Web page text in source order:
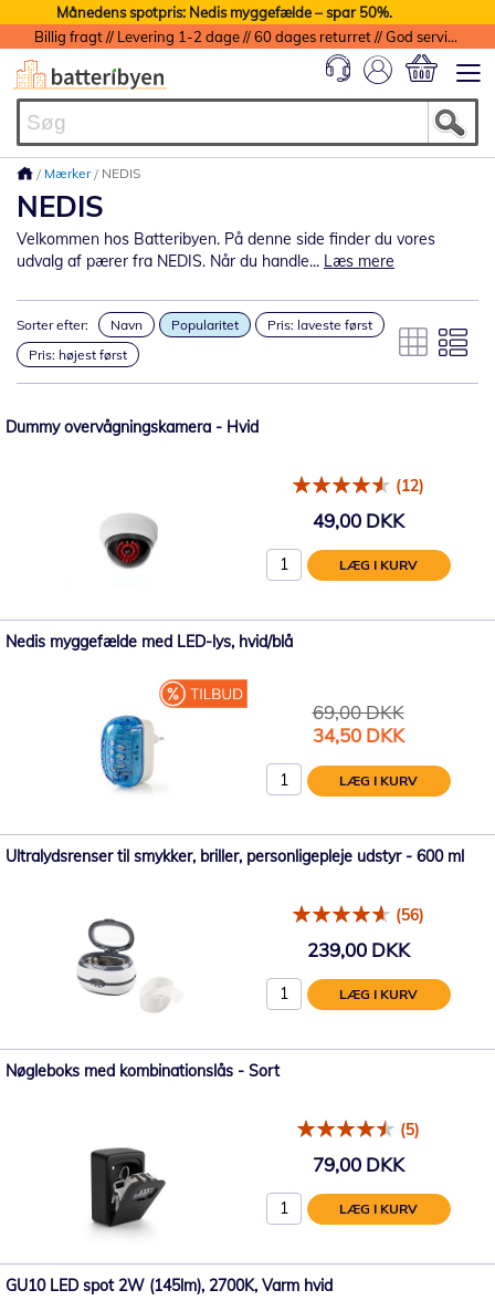
Månedens spotpris: Nedis myggefælde – spar 50%.
Billig fragt // Levering 1-2 dage // 60 dages returret // God service med garanti
Mærker NEDIS
NEDIS
Velkommen hos Batteribyen. På denne side finder du vores
udvalg af pærer fra NEDIS. Når du handle... Læs mere
Sorter efter: Navn Popularitet
Pris: laveste først
Pris: højest først
Dummy overvågningskamera - Hvid
(12)
49,00 DKK
LÆG I KURV
Nedis myggefælde med LED-lys, hvid/blå
69,00 DKK
Tilbudspris
34,50 DKK
LÆG I KURV
Ultralydsrenser til smykker, briller, personligepleje udstyr - 600 ml
(56)
239,00 DKK
LÆG I KURV
Nøgleboks med kombinationslås - Sort
(5)
79,00 DKK
LÆG I KURV
GU10 LED spot 2W (145lm), 2700K, Varm hvid